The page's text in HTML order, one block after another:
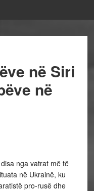
në Siri
në
nga vatrat më të
në Ukrainë, ku
pro-rusë dhe